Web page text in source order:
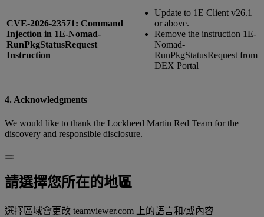
CVE-2026-23571: Command
Injection in 1E-Nomad-
RunPkgStatusRequest
Instruction
Update to 1E Client v26.1
or above.
Remove the instruction 1E-
Nomad-
RunPkgStatusRequest from
DEX Portal
4. Acknowledgments
We would like to thank the Lockheed Martin Red Team for the
discovery and responsible disclosure.
請選擇您所在的地區
選擇區域會更改 teamviewer.com 上的語言和/或內容